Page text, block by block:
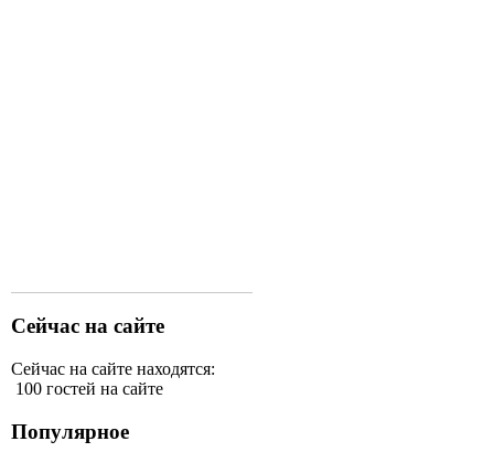
Сейчас на сайте
Сейчас на сайте находятся:
100 гостей на сайте
Популярное